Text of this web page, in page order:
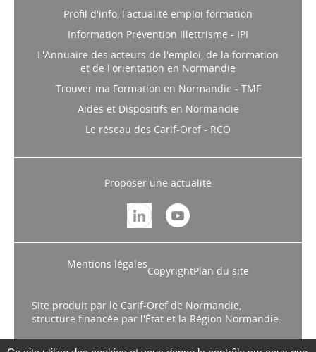
Profil d'info, l'actualité emploi formation
L'Annuaire des acteurs de l'emploi, de la formation
Aides et Dispositifs en Normandie
Proposer une actualité
Mentions légales
Copyright
Site produit par le Carif-Oref de Normandie,
structure financée par l'État et la Région Normandie.